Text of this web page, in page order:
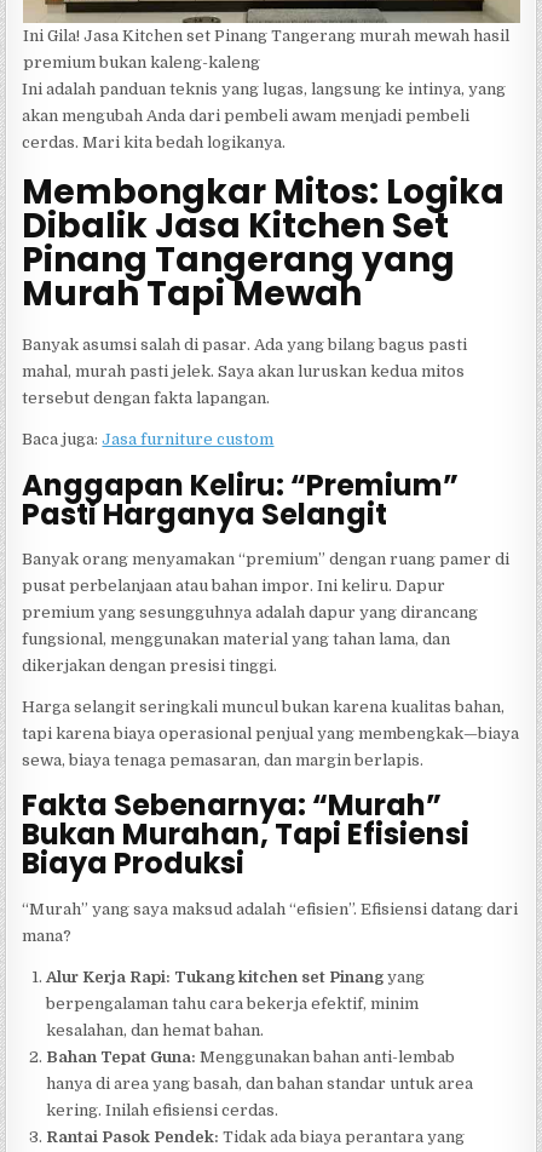
Ini Gila! Jasa Kitchen set Pinang Tangerang murah mewah hasil
premium bukan kaleng-kaleng
Ini adalah panduan teknis yang lugas, langsung ke intinya, yang
akan mengubah Anda dari pembeli awam menjadi pembeli
cerdas. Mari kita bedah logikanya.
Membongkar Mitos: Logika
Dibalik Jasa Kitchen Set
Pinang Tangerang yang
Murah Tapi Mewah
Banyak asumsi salah di pasar. Ada yang bilang bagus pasti
mahal, murah pasti jelek. Saya akan luruskan kedua mitos
tersebut dengan fakta lapangan.
Baca juga:Jasa furniture custom
Anggapan Keliru: “Premium”
Pasti Harganya Selangit
Banyak orang menyamakan “premium” dengan ruang pamer di
pusat perbelanjaan atau bahan impor. Ini keliru. Dapur
premium yang sesungguhnya adalah dapur yang dirancang
fungsional, menggunakan material yang tahan lama, dan
dikerjakan dengan presisi tinggi.
Harga selangit seringkali muncul bukan karena kualitas bahan,
tapi karena biaya operasional penjual yang membengkak—biaya
sewa, biaya tenaga pemasaran, dan margin berlapis.
Fakta Sebenarnya: “Murah”
Bukan Murahan, Tapi Efisiensi
Biaya Produksi
“Murah” yang saya maksud adalah “efisien”. Efisiensi datang dari
mana?
Alur Kerja Rapi: Tukang kitchen set Pinang yang
berpengalaman tahu cara bekerja efektif, minim
kesalahan, dan hemat bahan.
Bahan Tepat Guna: Menggunakan bahan anti-lembab
hanya di area yang basah, dan bahan standar untuk area
kering. Inilah efisiensi cerdas.
Rantai Pasok Pendek: Tidak ada biaya perantara yang